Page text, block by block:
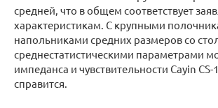
средней, что в общем соответствует
характеристикам. С крупными
напольниками средних размеров со
среднестатистическими параметрами
импеданса и чувствительности Cayin
справится.